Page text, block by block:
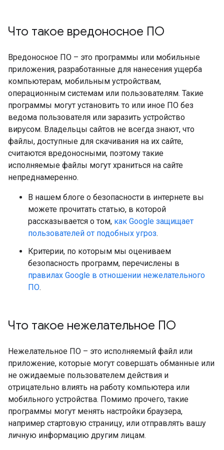
Что такое вредоносное ПО
Вредоносное ПО – это программы или мобильные
приложения, разработанные для нанесения ущерба
компьютерам, мобильным устройствам,
операционным системам или пользователям. Такие
программы могут установить то или иное ПО без
ведома пользователя или заразить устройство
вирусом. Владельцы сайтов не всегда знают, что
файлы, доступные для скачивания на их сайте,
считаются вредоносными, поэтому такие
исполняемые файлы могут храниться на сайте
непреднамеренно.
В нашем блоге о безопасности в интернете вы
можете прочитать статью, в которой
рассказывается о том, как Google защищает
пользователей от подобных угроз.
Критерии, по которым мы оцениваем
безопасность программ, перечислены в
правилах Google в отношении нежелательного
ПО.
Что такое нежелательное ПО
Нежелательное ПО – это исполняемый файл или
приложение, которые могут совершать обманные или
не ожидаемые пользователем действия и
отрицательно влиять на работу компьютера или
мобильного устройства. Помимо прочего, такие
программы могут менять настройки браузера,
например стартовую страницу, или отправлять вашу
личную информацию другим лицам.